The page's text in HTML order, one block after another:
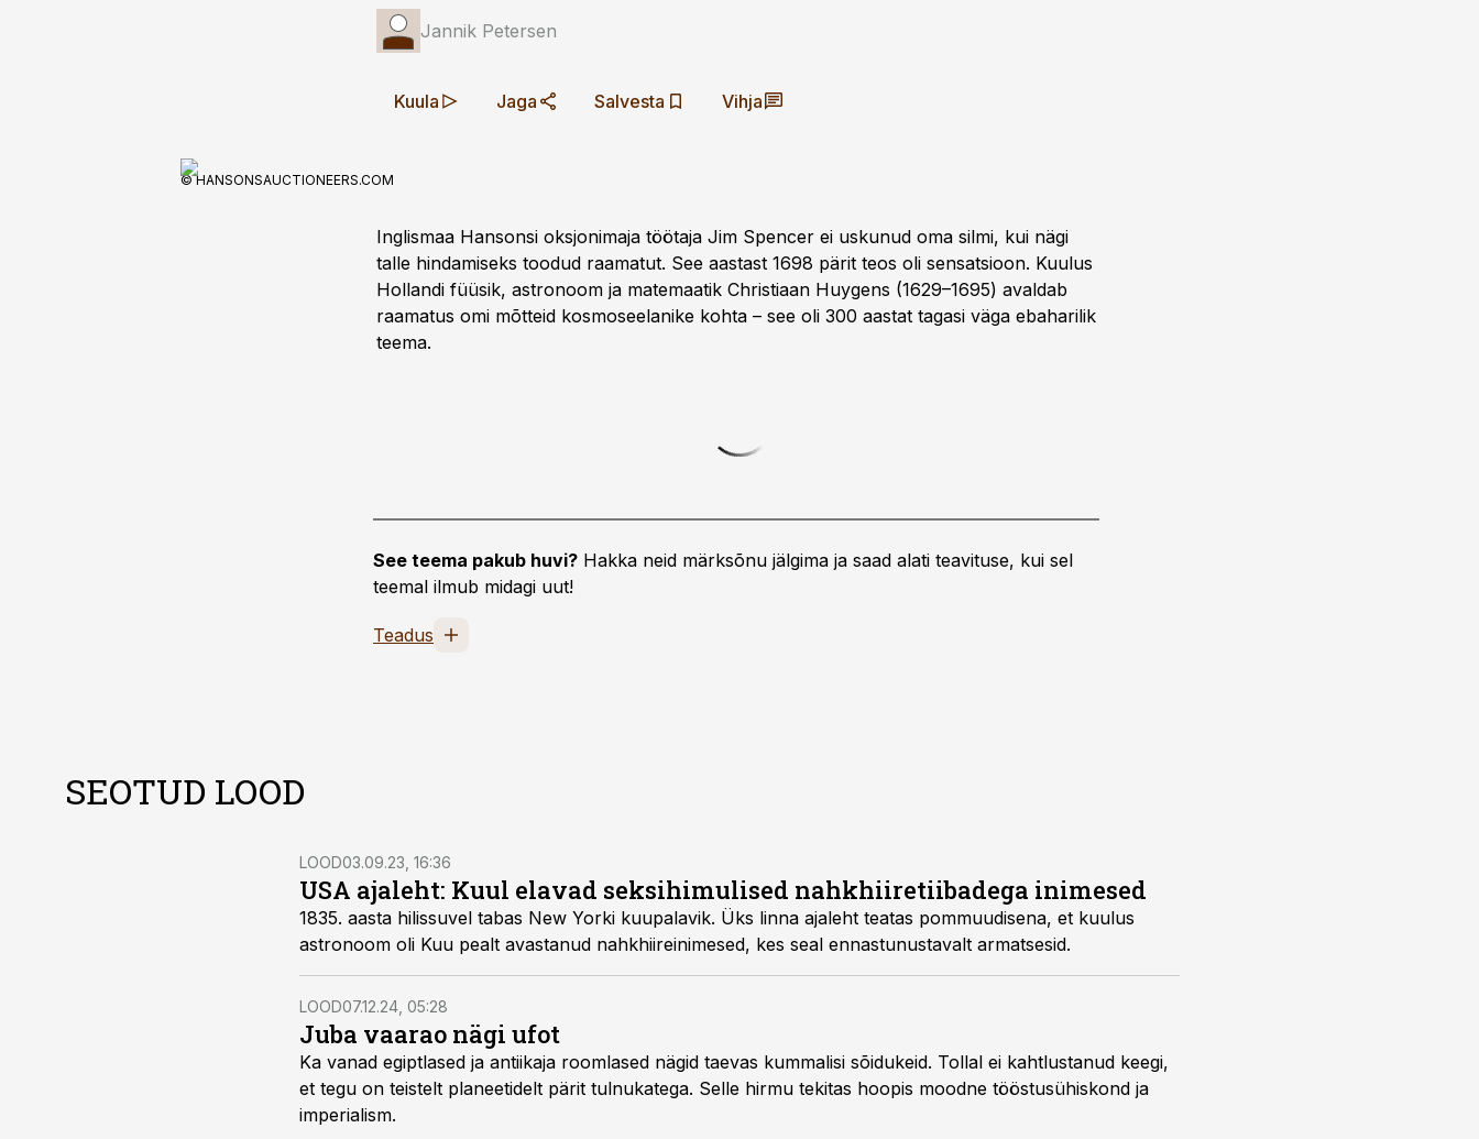
Jannik Petersen
Kuula Jaga Salvesta Vihja
© HANSONSAUCTIONEERS.COM
Inglismaa Hansonsi oksjonimaja töötaja Jim Spencer ei uskunud oma silmi, kui nägi
talle hindamiseks toodud raamatut. See aastast 1698 pärit teos oli sensatsioon. Kuulus
Hollandi füüsik, astronoom ja matemaatik Christiaan Huygens (1629–1695) avaldab
raamatus omi mõtteid kosmoseelanike kohta – see oli 300 aastat tagasi väga ebaharilik
teema.
See teema pakub huvi? Hakka neid märksõnu jälgima ja saad alati teavituse, kui sel
teemal ilmub midagi uut!
Teadus
SEOTUD LOOD
LOOD03.09.23, 16:36
USA ajaleht: Kuul elavad seksihimulised nahkhiiretiibadega inimesed
1835. aasta hilissuvel tabas New Yorki kuupalavik. Üks linna ajaleht teatas pommuudisena, et kuulus
astronoom oli Kuu pealt avastanud nahkhiireinimesed, kes seal ennastunustavalt armatsesid.
LOOD07.12.24, 05:28
Juba vaarao nägi ufot
Ka vanad egiptlased ja antiikaja roomlased nägid taevas kummalisi sõidukeid. Tollal ei kahtlustanud keegi,
et tegu on teistelt planeetidelt pärit tulnukatega. Selle hirmu tekitas hoopis moodne tööstusühiskond ja
imperialism.